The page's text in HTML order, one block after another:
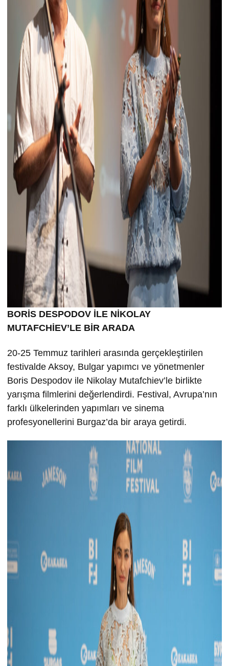
BORİS DESPODOV İLE NİKOLAY
MUTAFCHİEV’LE BİR ARADA
20-25 Temmuz tarihleri arasında gerçekleştirilen
festivalde Aksoy, Bulgar yapımcı ve yönetmenler
Boris Despodov ile Nikolay Mutafchiev’le birlikte
yarışma filmlerini değerlendirdi. Festival, Avrupa’nın
farklı ülkelerinden yapımları ve sinema
profesyonellerini Burgaz’da bir araya getirdi.